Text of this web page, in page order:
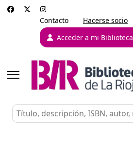
Contacto
Hacerse socio
Acceder a mi Biblioteca